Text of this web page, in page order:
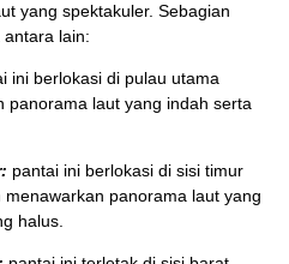
yang spektakuler. Sebagian
lain:
ini berlokasi di pulau utama
panorama laut yang indah serta
pantai ini berlokasi di sisi timur
panorama laut yang
halus.